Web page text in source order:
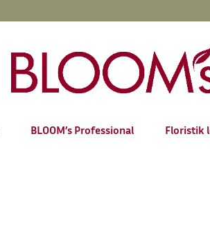
BLOOM’s Professional Floristik